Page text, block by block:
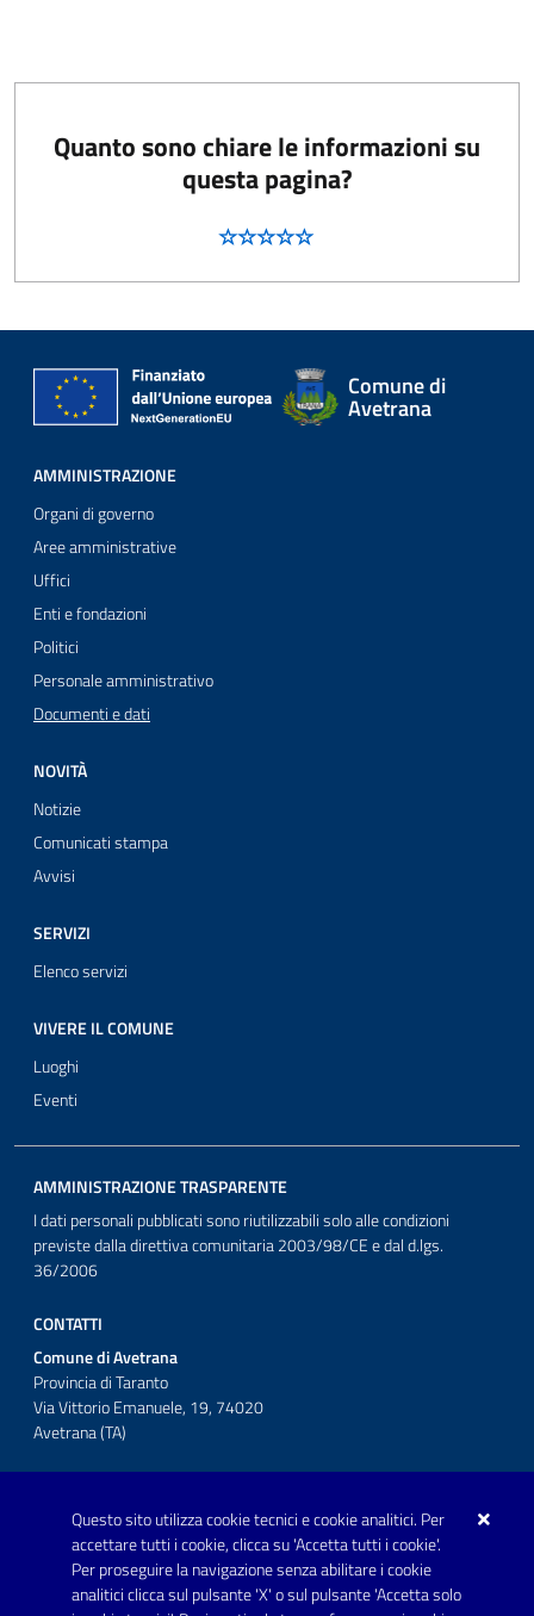
Questo sito utilizza cookie tecnici e cookie analitici. Per
accettare tutti i cookie, clicca su 'Accetta tutti i cookie'.
Per proseguire la navigazione senza abilitare i cookie
analitici clicca sul pulsante 'X' o sul pulsante 'Accetta solo
Quanto sono chiare le informazioni su
questa pagina?
Comune di
Avetrana
AMMINISTRAZIONE
Organi di governo
Aree amministrative
Uffici
Enti e fondazioni
Politici
Personale amministrativo
Documenti e dati
NOVITÀ
Notizie
Comunicati stampa
Avvisi
SERVIZI
Elenco servizi
VIVERE IL COMUNE
Luoghi
Eventi
AMMINISTRAZIONE TRASPARENTE
I dati personali pubblicati sono riutilizzabili solo alle condizioni
previste dalla direttiva comunitaria 2003/98/CE e dal d.lgs.
36/2006
CONTATTI
Comune di Avetrana
Provincia di Taranto
Via Vittorio Emanuele, 19, 74020
Avetrana (TA)
Telefono: 0999707766
Fax: 0999704336
Posta Elettronica Certificata: